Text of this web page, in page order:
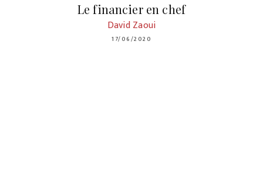
Le financier en chef
David Zaoui
17/06/2020